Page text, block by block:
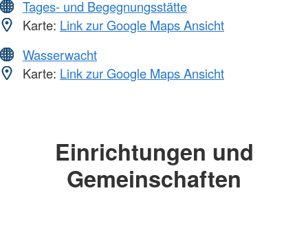
Tages- und Begegnungsstätte
Karte: Link zur Google Maps Ansicht
Wasserwacht
Karte: Link zur Google Maps Ansicht
Einrichtungen und
Gemeinschaften